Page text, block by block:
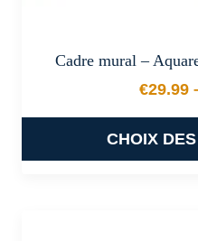
Cadre mural –
€29.99
CHOIX